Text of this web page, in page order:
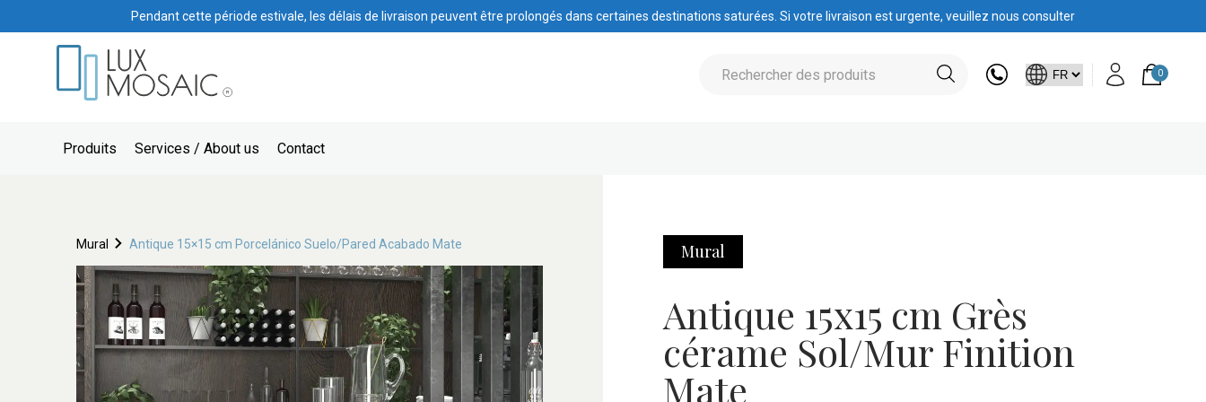
Pendant cette période estivale, les délais de livraison peuvent être prolongés dans certaines destinations saturées. Si votre livraison est urgente, veuillez nous consulter
0
Produits Services / About us Contact
Mural Antique 15×15 cm Porcelánico Suelo/Pared Acabado Mate Mural
Antique 15x15 cm Grès
cérame Sol/Mur Finition
Mate